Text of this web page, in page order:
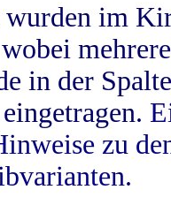
im
in der
zu